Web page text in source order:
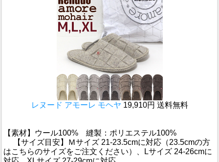
レヌード アモーレ モヘヤ 19,910円 送料無料
【素材】ウール100% 縫製：ポリエステル100%
【サイズ目安】Ｍサイズ 21-23.5cmに対応（23.5cmの方
はこちらのサイズをご注文ください）、Lサイズ 24-26cmに